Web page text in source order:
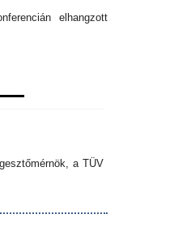
elhangzott
a TÜV